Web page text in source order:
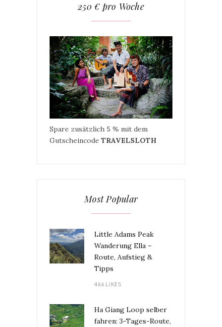
250 € pro Woche
Spare zusätzlich 5 % mit dem
Gutscheincode TRAVELSLOTH
Most Popular
Little Adams Peak
Wanderung Ella –
Route, Aufstieg &
Tipps
466 LIKES
Ha Giang Loop selber
fahren: 3-Tages-Route,